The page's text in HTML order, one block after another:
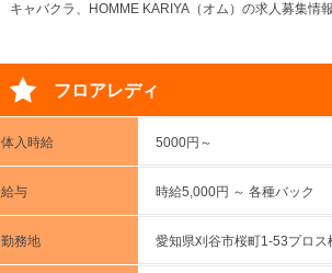
キャバクラ、HOMME KARIYA（オム）の求人募集情報
フロアレディ
体入時給 5000円～
給与 時給5,000円 ～各種バック
勤務地 愛知県刈谷市桜町1-53プロス